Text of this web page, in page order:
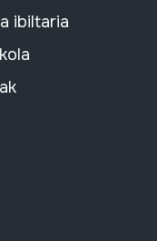
ibiltaria